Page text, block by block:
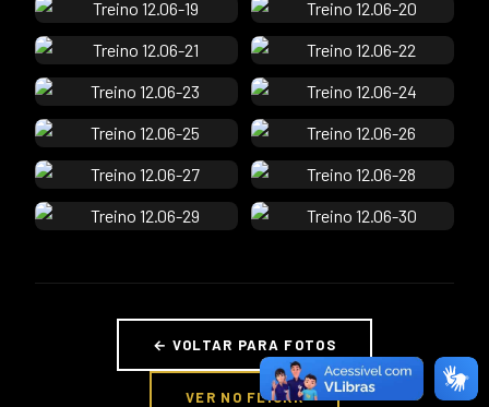
← VOLTAR PARA FOTOS
VER NO FLICKR